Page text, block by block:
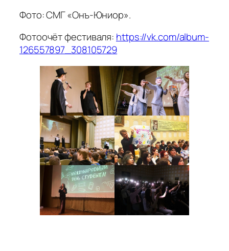
Фото: СМГ «Онъ-Юниор».
Фотоочёт фестиваля: https://vk.com/album-
126557897_308105729